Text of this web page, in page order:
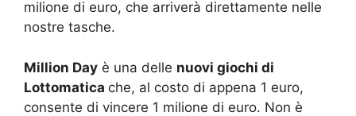
milione di euro, che arriverà direttamente nelle
nostre tasche.
Million Day è una delle nuovi giochi di
Lottomatica che, al costo di appena 1 euro,
consente di vincere 1 milione di euro. Non è